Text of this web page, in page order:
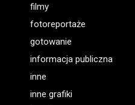
filmy
fotoreportaże
gotowanie
informacja publiczna
inne
inne grafiki